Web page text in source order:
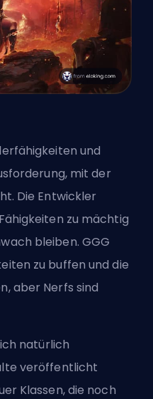
und
mit der
Die Entwickler
zu mächtig
bleiben. GGG
zu buffen und die
aber Nerfs sind
natürlich
veröffentlicht
Klassen, die noch